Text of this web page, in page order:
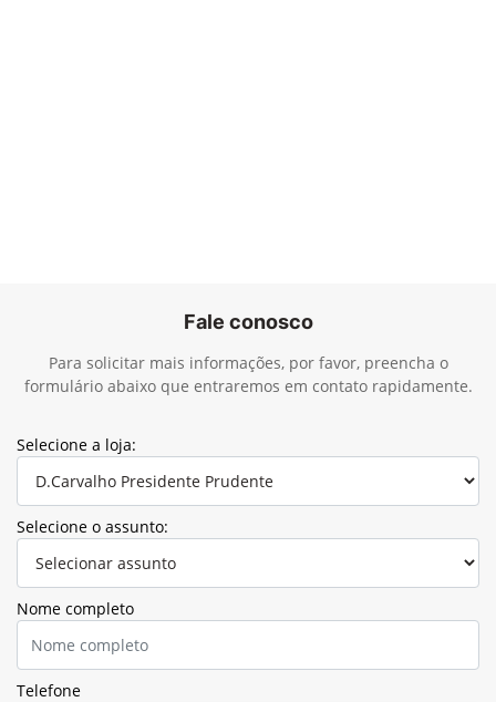
Fale conosco
Para solicitar mais informações, por favor, preencha o
formulário abaixo que entraremos em contato rapidamente.
Selecione a loja:
Selecione o assunto:
Nome completo
Telefone